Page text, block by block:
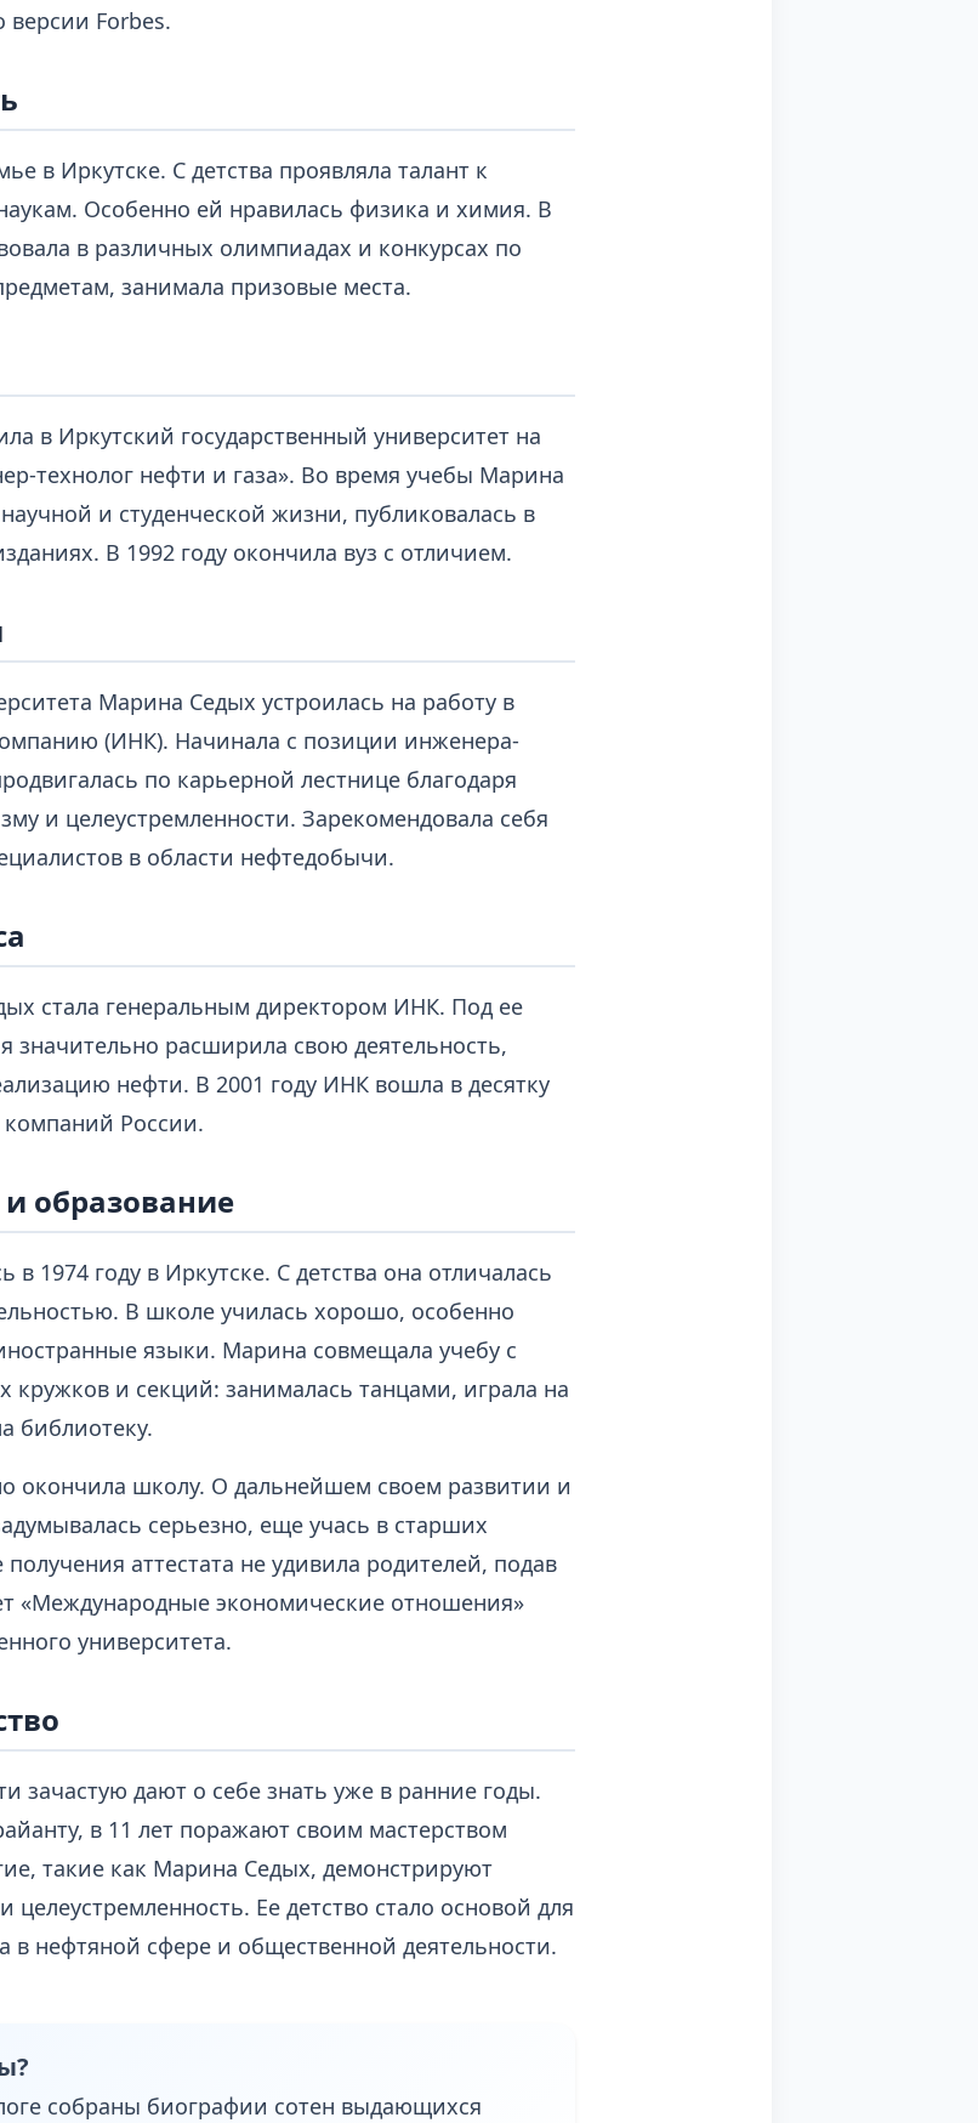
Forbes.
в Иркутске. С детства проявляла талант к
Особенно ей нравилась физика и химия. В
в различных олимпиадах и конкурсах по
занимала призовые места.
в Иркутский государственный университет на
технолог нефти и газа». Во время учебы Марина
и студенческой жизни, публиковалась в
В 1992 году окончила вуз с отличием.
Марина Седых устроилась на работу в
(ИНК). Начинала с позиции инженера-
по карьерной лестнице благодаря
и целеустремленности. Зарекомендовала себя
в области нефтедобычи.
стала генеральным директором ИНК. Под ее
значительно расширила свою деятельность,
нефти. В 2001 году ИНК вошла в десятку
России.
образование
1974 году в Иркутске. С детства она отличалась
В школе училась хорошо, особенно
языки. Марина совмещала учебу с
и секций: занималась танцами, играла на
библиотеку.
окончила школу. О дальнейшем своем развитии и
серьезно, еще учась в старших
получения аттестата не удивила родителей, подав
«Международные экономические отношения»
университета.
зачастую дают о себе знать уже в ранние годы.
в 11 лет поражают своим мастерством
такие как Марина Седых, демонстрируют
Ее детство стало основой для
в нефтяной сфере и общественной деятельности.
собраны биографии сотен выдающихся